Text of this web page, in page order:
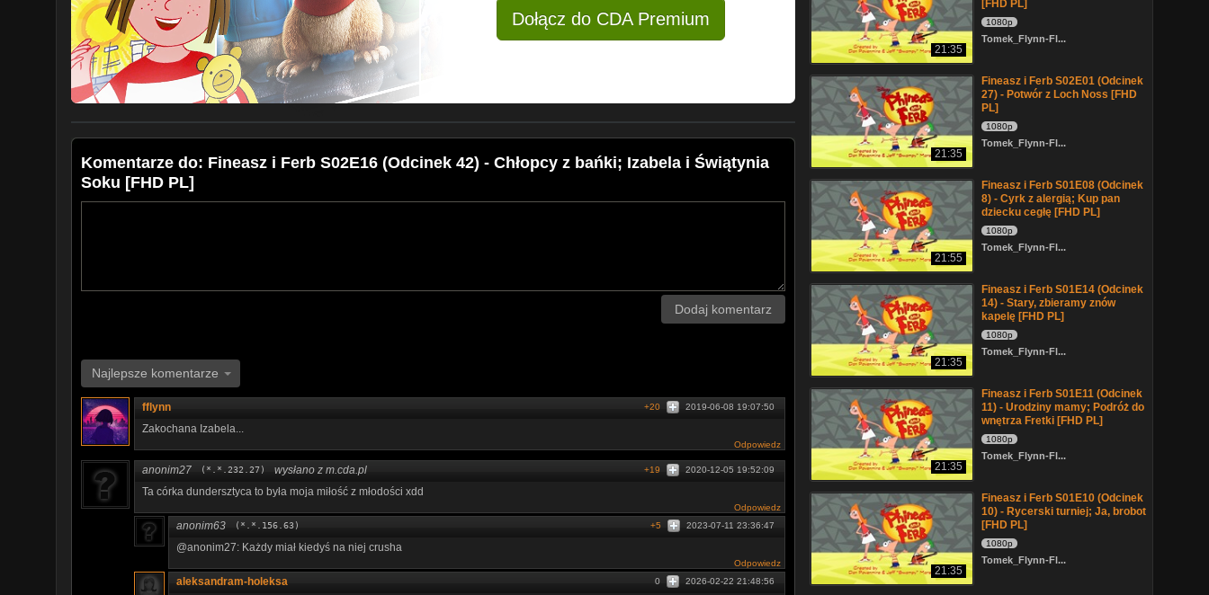
Dołącz do CDA Premium
Komentarze do: Fineasz i Ferb S02E16 (Odcinek 42) - Chłopcy z bańki; Izabela i Świątynia
Soku [FHD PL]
Dodaj komentarz
Najlepsze komentarze
fflynn 2019-06-08 19:07:50
+20
Zakochana Izabela...
Odpowiedz
anonim27 (*.*.232.27) wysłano z m.cda.pl 2020-12-05 19:52:09
+19
Ta córka dundersztyca to była moja miłość z młodości xdd
Odpowiedz
anonim63 (*.*.156.63) 2023-07-11 23:36:47
+5
@anonim27: Każdy miał kiedyś na niej crusha
Odpowiedz
aleksandram-holeksa 2026-02-22 21:48:56
0
21:35
[FHD PL]
1080p
Tomek_Flynn-Fl...
21:35
Fineasz i Ferb S02E01 (Odcinek
27) - Potwór z Loch Noss [FHD
PL]
1080p
Tomek_Flynn-Fl...
21:55
Fineasz i Ferb S01E08 (Odcinek
8) - Cyrk z alergią; Kup pan
dziecku cegłę [FHD PL]
1080p
Tomek_Flynn-Fl...
21:35
Fineasz i Ferb S01E14 (Odcinek
14) - Stary, zbieramy znów
kapelę [FHD PL]
1080p
Tomek_Flynn-Fl...
21:35
Fineasz i Ferb S01E11 (Odcinek
11) - Urodziny mamy; Podróż do
wnętrza Fretki [FHD PL]
1080p
Tomek_Flynn-Fl...
21:35
Fineasz i Ferb S01E10 (Odcinek
10) - Rycerski turniej; Ja, brobot
[FHD PL]
1080p
Tomek_Flynn-Fl...